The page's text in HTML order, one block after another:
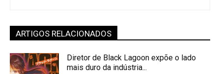
ARTIGOS RELACIONADOS
Diretor de Black Lagoon expõe o lado
mais duro da indústria...